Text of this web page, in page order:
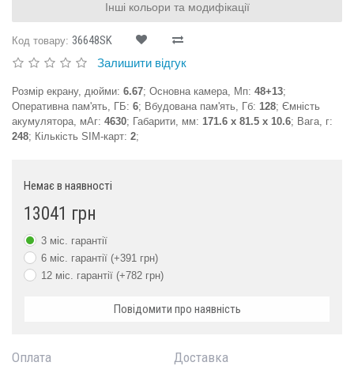
Інші кольори та модифікації
Код товару: 36648SK
Залишити відгук
Розмір екрану, дюйми: 6.67; Основна камера, Мп: 48+13;
Оперативна пам'ять, ГБ: 6; Вбудована пам'ять, Гб: 128; Ємність
акумулятора, мАг: 4630; Габарити, мм: 171.6 x 81.5 x 10.6; Вага, г:
248; Кількість SIM-карт: 2;
Немає в наявності
13041 грн
3 міс. гарантії
6 міс. гарантії (+391 грн)
12 міс. гарантії (+782 грн)
Повідомити про наявність
Оплата Доставка